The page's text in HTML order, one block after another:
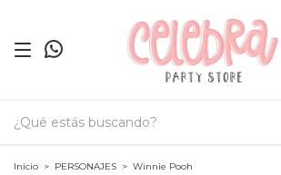
Inicio > PERSONAJES > Winnie Pooh